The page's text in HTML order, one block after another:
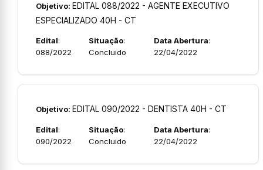
Objetivo: EDITAL 088/2022 - AGENTE EXECUTIVO
ESPECIALIZADO 40H - CT
Edital:
088/2022
Situação:
Concluido
Data Abertura:
22/04/2022
Objetivo: EDITAL 090/2022 - DENTISTA 40H - CT
Edital:
090/2022
Situação:
Concluido
Data Abertura:
22/04/2022